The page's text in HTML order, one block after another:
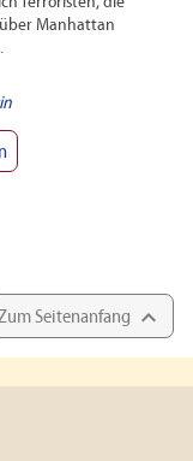
Manhattan
Seitenanfang 